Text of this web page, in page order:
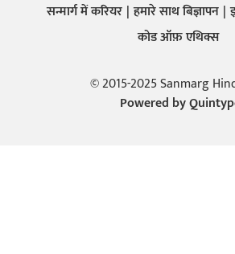
सन्मार्ग में करियर हमारे साथ बिज्ञापन
कोड ऑफ़ एथिक्स
© 2015-2025 Sanmarg
Powered by